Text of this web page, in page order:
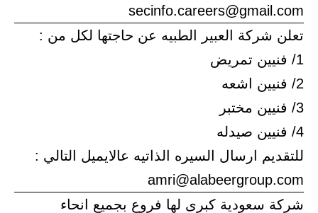
secinfo.careers@gmail.com
تعلن شركة العبير الطبيه عن حاجتها لكل من :
1/ فنيين تمريض
2/ فنيين اشعه
3/ فنيين مختبر
4/ فنيين صيدله
للتقديم ارسال السيره الذاتيه عالايميل التالي :
amri@alabeergroup.com
شركة سعودية كبرى لها فروع بجميع انحاء